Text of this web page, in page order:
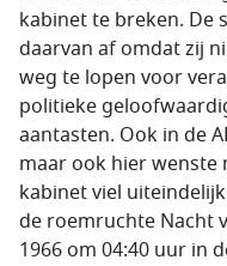
kabinet te breken. De
daarvan af omdat zij
weg te lopen voor
politieke
aantasten. Ook in de
maar ook hier wenste
kabinet viel
de roemruchte Nacht
1966 om 04:40 uur in